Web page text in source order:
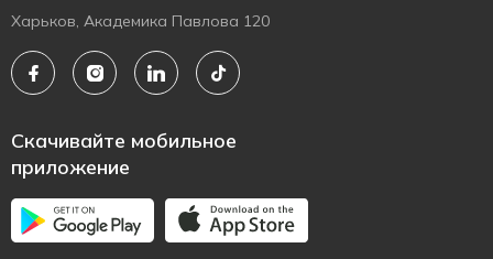
Харьков, Академика Павлова 120
Скачивайте мобильное
приложение